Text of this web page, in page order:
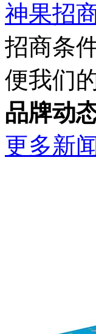
神果招
招商条
便我们
品牌动
更多新